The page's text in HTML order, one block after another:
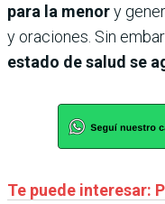
para la menory
y oraciones. Sin
estado de salud se
Te puede interesar: